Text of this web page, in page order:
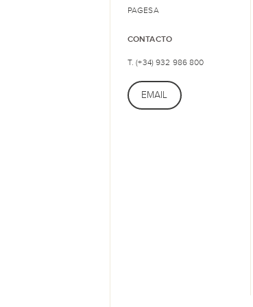
PAGESA
CONTACTO
T. (+34) 932 986 800
EMAIL